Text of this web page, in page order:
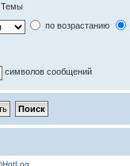
Темы
по возрастанию
символов сообщений